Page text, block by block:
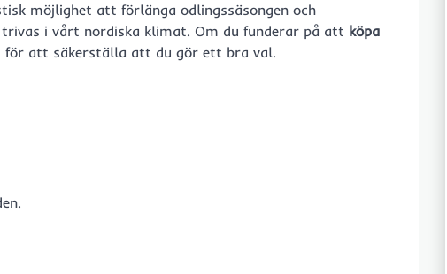
möjlighet att förlänga odlingssäsongen och
i vårt nordiska klimat. Om du funderar på att köpa
för att säkerställa att du gör ett bra val.